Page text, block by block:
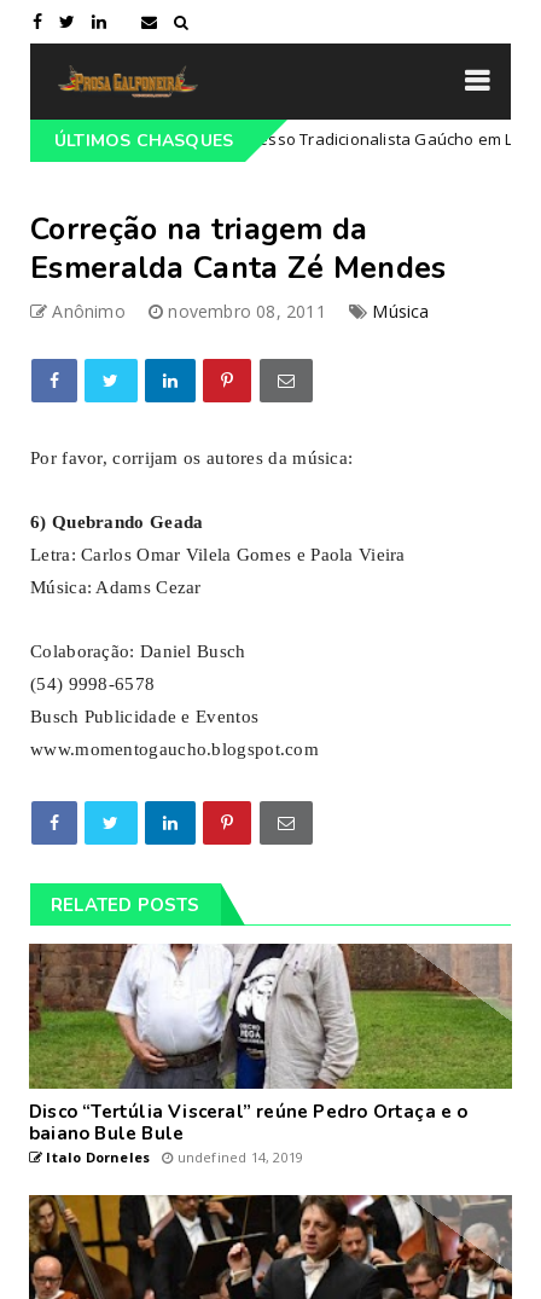
ÚLTIMOS CHASQUES
Programação do 68º Congresso Tradicionalista Gaúcho em Lajeado-RS
Correção na triagem da
Esmeralda Canta Zé Mendes
Anônimo novembro 08, 2011 Música
Por favor, corrijam os autores da música:
6) Quebrando Geada
Letra: Carlos Omar Vilela Gomes e Paola Vieira
Música: Adams Cezar
Colaboração: Daniel Busch
(54) 9998-6578
Busch Publicidade e Eventos
www.momentogaucho.blogspot.com
RELATED POSTS
Disco “Tertúlia Visceral” reúne Pedro Ortaça e o
baiano Bule Bule
Italo Dorneles undefined 14, 2019